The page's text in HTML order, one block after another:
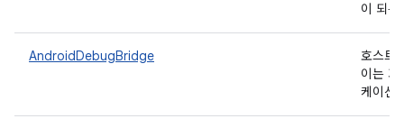
이 되
AndroidDebugBridge
호스트
이는 기
케이션